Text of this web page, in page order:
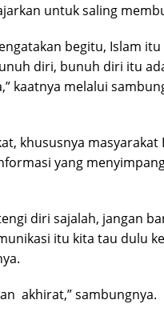
untuk saling
begitu, Islam
diri, bunuh diri itu
kaatnya melalui
khususnya masyarakat
yang
diri sajalah, jangan
itu kita tau dulu
akhirat,” sambungnya.